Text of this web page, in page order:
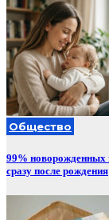
Общество
99% новорожденных
сразу после рождения